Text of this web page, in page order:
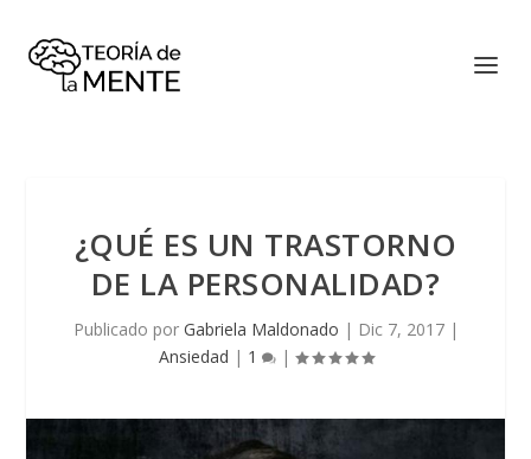
¿QUÉ ES UN TRASTORNO
DE LA PERSONALIDAD?
Publicado por Gabriela Maldonado | Dic 7, 2017|
Ansiedad | 1 |